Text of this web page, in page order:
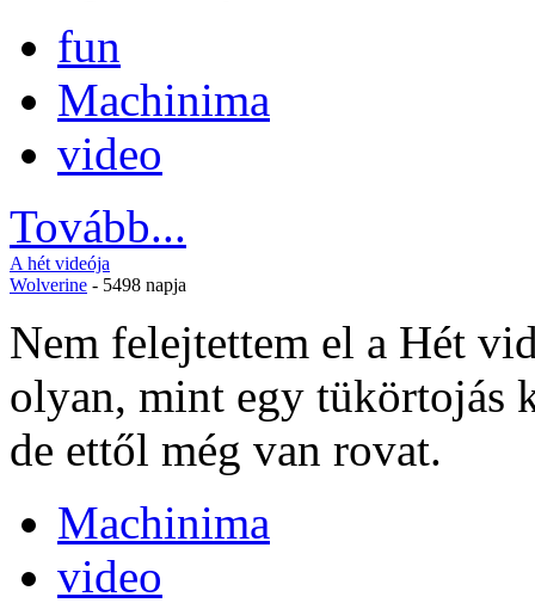
fun
Machinima
video
Tovább...
A hét videója
Wolverine - 5498 napja
Nem felejtettem el a Hét
olyan, mint egy tükörtojás
de ettől még van rovat.
Machinima
video